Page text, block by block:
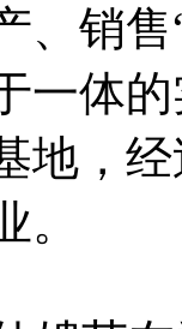
、销
一体
地，
。